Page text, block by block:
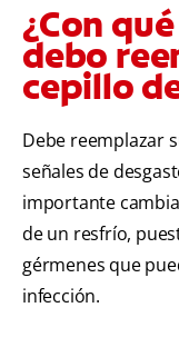
¿Con
debo
cepillo
Debe reemplazar
señales de
importante
de un resfrío,
gérmenes que
infección.